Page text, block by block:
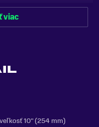
viac
10" (254 mm)